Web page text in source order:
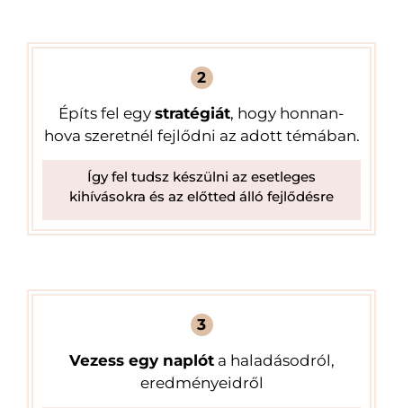
2
Építs fel egy stratégiát, hogy honnan-
hova szeretnél fejlődni az adott témában.
Így fel tudsz készülni az esetleges
kihívásokra és az előtted álló fejlődésre
3
Vezess egy naplóta haladásodról,
eredményeidről